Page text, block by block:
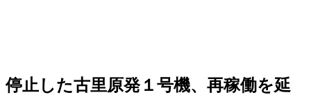
停止した古里原発１号機、再稼働を延